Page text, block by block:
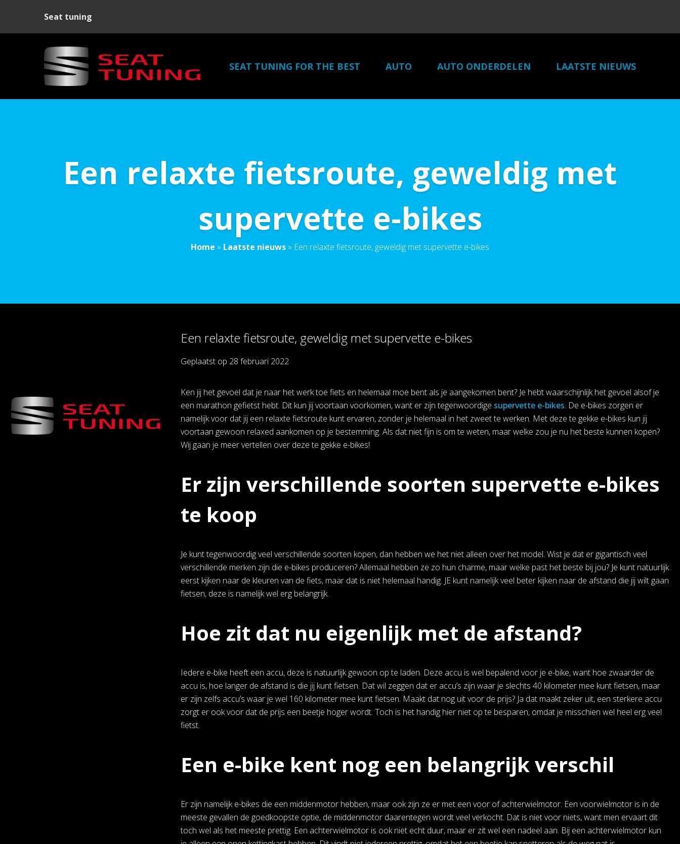
Seat tuning
SEAT TUNING FOR THE BEST AUTO AUTO ONDERDELEN LAATSTE NIEUWS
Een relaxte fietsroute, geweldig met
supervette e-bikes
Home » Laatste nieuws » Een relaxte fietsroute, geweldig met supervette e-bikes
Een relaxte fietsroute, geweldig met supervette e-bikes
Geplaatst op 28 februari 2022
Ken jij het gevoel dat je naar het werk toe fiets en helemaal moe bent als je aangekomen bent? Je hebt waarschijnlijk het gevoel alsof je
een marathon gefietst hebt. Dit kun jij voortaan voorkomen, want er zijn tegenwoordige supervette e-bikes. De e-bikes zorgen er
namelijk voor dat jij een relaxte fietsroute kunt ervaren, zonder je helemaal in het zweet te werken. Met deze te gekke e-bikes kun jij
voortaan gewoon relaxed aankomen op je bestemming. Als dat niet fijn is om te weten, maar welke zou je nu het beste kunnen kopen?
Wij gaan je meer vertellen over deze te gekke e-bikes!
Er zijn verschillende soorten supervette e-bikes
te koop
Je kunt tegenwoordig veel verschillende soorten kopen, dan hebben we het niet alleen over het model. Wist je dat er gigantisch veel
verschillende merken zijn die e-bikes produceren? Allemaal hebben ze zo hun charme, maar welke past het beste bij jou? Je kunt natuurlijk
eerst kijken naar de kleuren van de fiets, maar dat is niet helemaal handig. JE kunt namelijk veel beter kijken naar de afstand die jij wilt gaan
fietsen, deze is namelijk wel erg belangrijk.
Hoe zit dat nu eigenlijk met de afstand?
Iedere e-bike heeft een accu, deze is natuurlijk gewoon op te laden. Deze accu is wel bepalend voor je e-bike, want hoe zwaarder de
accu is, hoe langer de afstand is die jij kunt fietsen. Dat wil zeggen dat er accu’s zijn waar je slechts 40 kilometer mee kunt fietsen, maar
er zijn zelfs accu’s waar je wel 160 kilometer mee kunt fietsen. Maakt dat nog uit voor de prijs? Ja dat maakt zeker uit, een sterkere accu
zorgt er ook voor dat de prijs een beetje hoger wordt. Toch is het handig hier niet op te besparen, omdat je misschien wel heel erg veel
fietst.
Een e-bike kent nog een belangrijk verschil
Er zijn namelijk e-bikes die een middenmotor hebben, maar ook zijn ze er met een voor of achterwielmotor. Een voorwielmotor is in de
meeste gevallen de goedkoopste optie, de middenmotor daarentegen wordt veel verkocht. Dat is niet voor niets, want men ervaart dit
toch wel als het meeste prettig. Een achterwielmotor is ook niet echt duur, maar er zit wel een nadeel aan. Bij een achterwielmotor kun